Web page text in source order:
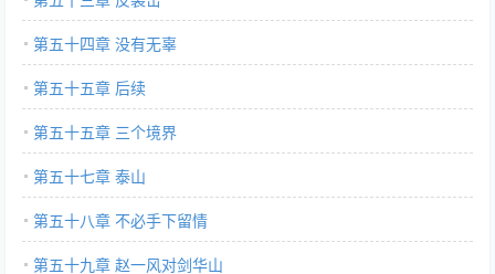
第五十四章 没有无辜
第五十五章 后续
第五十五章 三个境界
第五十七章 泰山
第五十八章 不必手下留情
第五十九章 赵一风对剑华山